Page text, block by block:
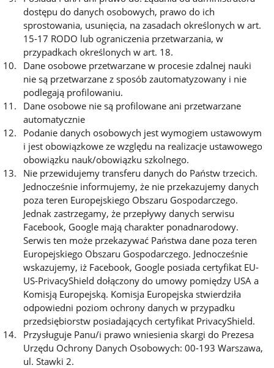
dostępu do danych osobowych, prawo do ich
sprostowania, usunięcia, na zasadach określonych w art.
15-17 RODO lub ograniczenia przetwarzania, w
przypadkach określonych w art. 18.
Dane osobowe przetwarzane w procesie zdalnej nauki
nie są przetwarzane z sposób zautomatyzowany i nie
podlegają profilowaniu.
Dane osobowe nie są profilowane ani przetwarzane
automatycznie
Podanie danych osobowych jest wymogiem ustawowym
i jest obowiązkowe ze względu na realizacje ustawowego
obowiązku nauk/obowiązku szkolnego.
Nie przewidujemy transferu danych do Państw trzecich.
Jednocześnie informujemy, że nie przekazujemy danych
poza teren Europejskiego Obszaru Gospodarczego.
Jednak zastrzegamy, że przepływy danych serwisu
Facebook, Google mają charakter ponadnarodowy.
Serwis ten może przekazywać Państwa dane poza teren
Europejskiego Obszaru Gospodarczego. Jednocześnie
wskazujemy, iż Facebook, Google posiada certyfikat EU-
US-PrivacyShield dołączony do umowy pomiędzy USA a
Komisją Europejską. Komisja Europejska stwierdziła
odpowiedni poziom ochrony danych w przypadku
przedsiębiorstw posiadających certyfikat PrivacyShield.
Przysługuje Panu/i prawo wniesienia skargi do Prezesa
Urzędu Ochrony Danych Osobowych: 00-193 Warszawa,
ul. Stawki 2.